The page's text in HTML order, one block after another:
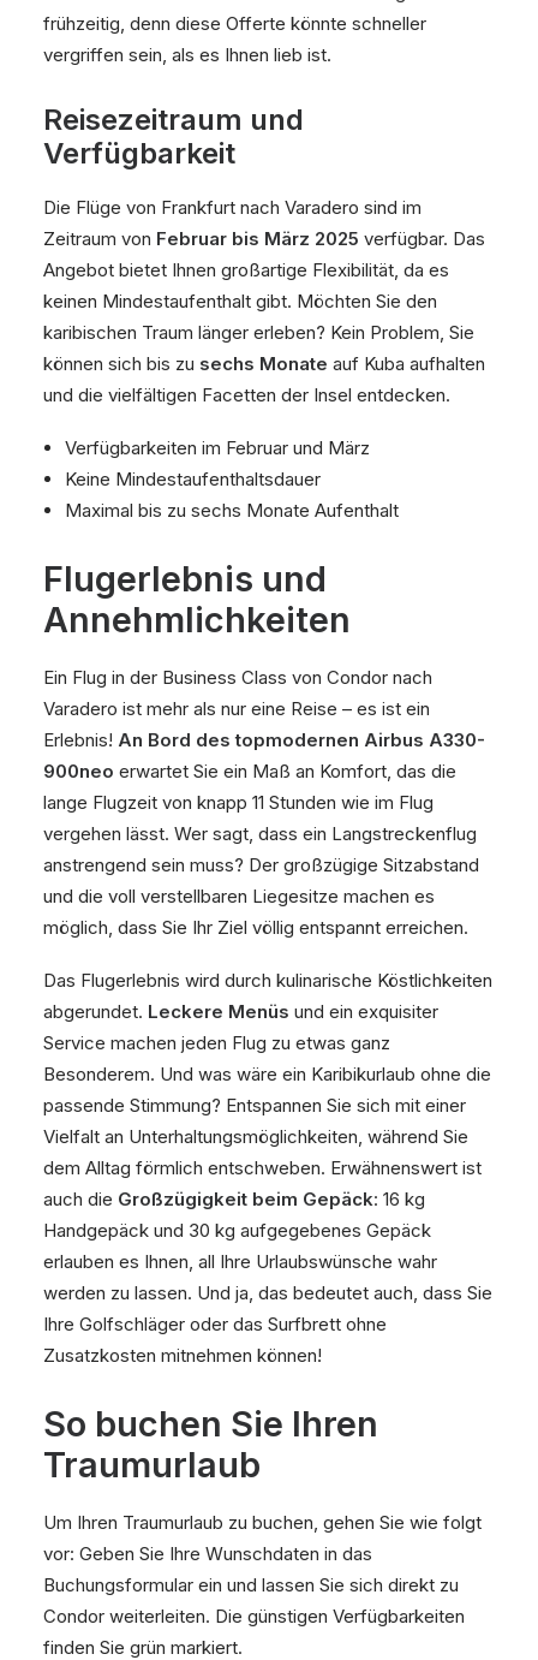
frühzeitig, denn diese Offerte könnte schneller
vergriffen sein, als es Ihnen lieb ist.
Reisezeitraum und
Verfügbarkeit
Die Flüge von Frankfurt nach Varadero sind im
Zeitraum von Februar bis März 2025 verfügbar. Das
Angebot bietet Ihnen großartige Flexibilität, da es
keinen Mindestaufenthalt gibt. Möchten Sie den
karibischen Traum länger erleben? Kein Problem, Sie
können sich bis zu sechs Monate auf Kuba aufhalten
und die vielfältigen Facetten der Insel entdecken.
Verfügbarkeiten im Februar und März
Keine Mindestaufenthaltsdauer
Maximal bis zu sechs Monate Aufenthalt
Flugerlebnis und
Annehmlichkeiten
Ein Flug in der Business Class von Condor nach
Varadero ist mehr als nur eine Reise – es ist ein
Erlebnis! An Bord des topmodernen Airbus A330-
900neo erwartet Sie ein Maß an Komfort, das die
lange Flugzeit von knapp 11 Stunden wie im Flug
vergehen lässt. Wer sagt, dass ein Langstreckenflug
anstrengend sein muss? Der großzügige Sitzabstand
und die voll verstellbaren Liegesitze machen es
möglich, dass Sie Ihr Ziel völlig entspannt erreichen.
Das Flugerlebnis wird durch kulinarische Köstlichkeiten
abgerundet. Leckere Menüs und ein exquisiter
Service machen jeden Flug zu etwas ganz
Besonderem. Und was wäre ein Karibikurlaub ohne die
passende Stimmung? Entspannen Sie sich mit einer
Vielfalt an Unterhaltungsmöglichkeiten, während Sie
dem Alltag förmlich entschweben. Erwähnenswert ist
auch die Großzügigkeit beim Gepäck: 16 kg
Handgepäck und 30 kg aufgegebenes Gepäck
erlauben es Ihnen, all Ihre Urlaubswünsche wahr
werden zu lassen. Und ja, das bedeutet auch, dass Sie
Ihre Golfschläger oder das Surfbrett ohne
Zusatzkosten mitnehmen können!
So buchen Sie Ihren
Traumurlaub
Um Ihren Traumurlaub zu buchen, gehen Sie wie folgt
vor: Geben Sie Ihre Wunschdaten in das
Buchungsformular ein und lassen Sie sich direkt zu
Condor weiterleiten. Die günstigen Verfügbarkeiten
finden Sie grün markiert.